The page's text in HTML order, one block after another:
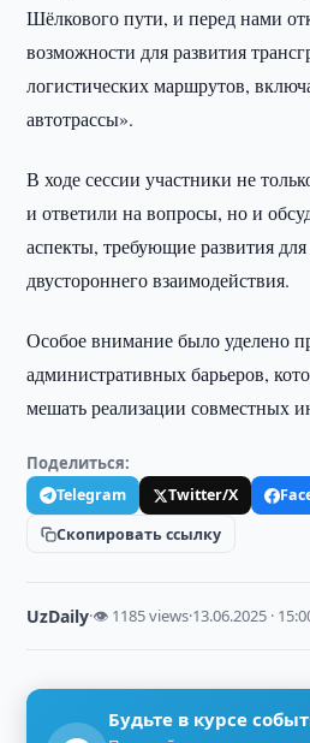
Шёлкового пути, и перед нами
возможности для развития
логистических маршрутов,
автотрассы».
В ходе сессии участники не
и ответили на вопросы, но и
аспекты, требующие развития
двустороннего взаимодействия.
Особое внимание было уделено
административных барьеров,
мешать реализации совместных
Поделиться:
Telegram Twitter/X
Скопировать ссылку
UzDaily·👁 1185 views·13.06.2025 ·
Будьте в курсе